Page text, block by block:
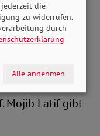
und
die Dinge
schon jetzt
in
Mojib Latif gibt
die
zu widerrufen.
durch
Alle annehmen